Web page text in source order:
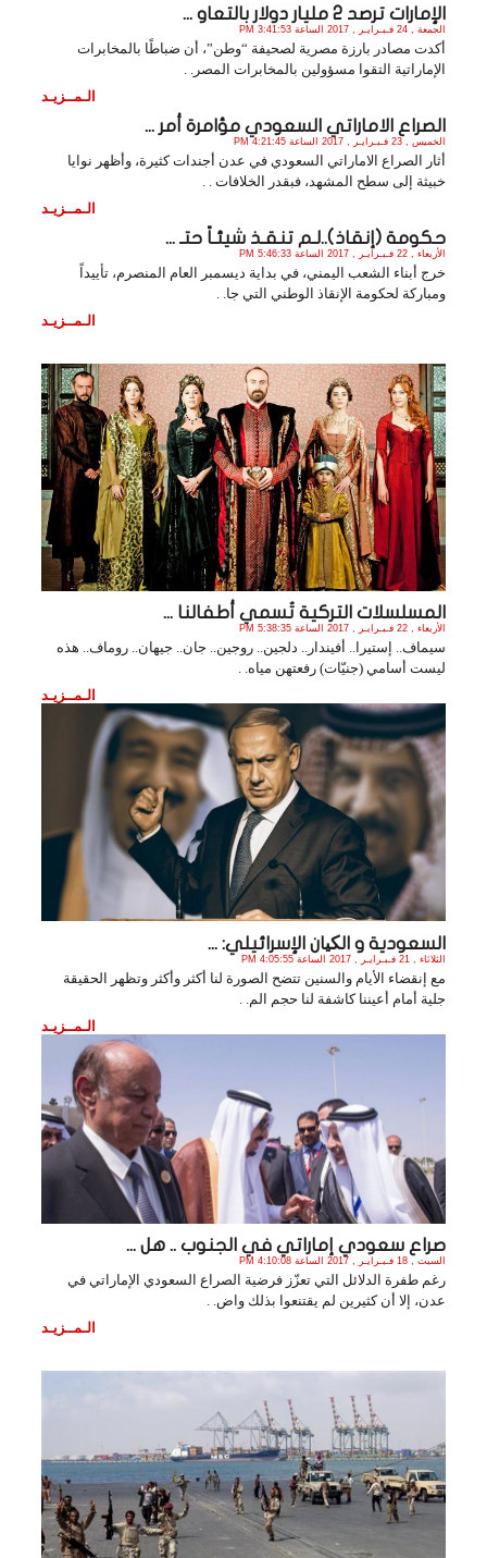
الإمارات ترصد 2 مليار دولار بالتعاو ...
الجمعة , 24 فـبـرايـر , 2017 الساعة 3:41:53 PM
أكدت مصادر بارزة مصرية لصحيفة “وطن”، أن ضباطًا بالمخابرات
الإماراتية التقوا مسؤولين بالمخابرات المصر. .
الـمــزيـد
الصراع الاماراتي السعودي مؤامرة أمر ...
الخميس , 23 فـبـرايـر , 2017 الساعة 4:21:45 PM
أثار الصراع الاماراتي السعودي في عدن أجندات كثيرة، وأظهر نوايا
خبيثة إلى سطح المشهد، فبقدر الخلافات . .
الـمــزيـد
حكومة (إنقاذ)..لـم تنقـذ شيئـاً حتـ ...
الأربعاء , 22 فـبـرايـر , 2017 الساعة 5:46:33 PM
خرج أبناء الشعب اليمني، في بداية ديسمبر العام المنصرم، تأييداً
ومباركة لحكومة الإنقاذ الوطني التي جا. .
الـمــزيـد
المسلسلات التركية تُسمي أطفالنا ...
الأربعاء , 22 فـبـرايـر , 2017 الساعة 5:38:35 PM
سيماف.. إستيرا.. أفيندار.. دلجين.. روجين.. جان.. جيهان.. روماف.. هذه
ليست أسامي (جنيّات) رفعتهن مياه. .
الـمــزيـد
السعودية و الکیان الإسرائيلي: ...
الثلاثاء , 21 فـبـرايـر , 2017 الساعة 4:05:55 PM
مع إنقضاء الأيام والسنين تتضح الصورة لنا أكثر وأكثر وتظهر الحقيقة
جلية أمام أعيننا كاشفة لنا حجم الم. .
الـمــزيـد
صراع سعودي إماراتي في الجنوب .. هل ...
السبت , 18 فـبـرايـر , 2017 الساعة 4:10:08 PM
رغم طفرة الدلائل التي تعزّز فرضية الصراع السعودي الإماراتي في
عدن، إلا أن كثيرين لم يقتنعوا بذلك واض. .
الـمــزيـد